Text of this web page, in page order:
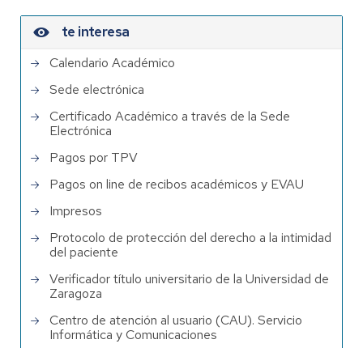
te interesa
Calendario Académico
Sede electrónica
Certificado Académico a través de la Sede
Electrónica
Pagos por TPV
Pagos on line de recibos académicos y EVAU
Impresos
Protocolo de protección del derecho a la intimidad
del paciente
Verificador título universitario de la Universidad de
Zaragoza
Centro de atención al usuario (CAU). Servicio
Informática y Comunicaciones